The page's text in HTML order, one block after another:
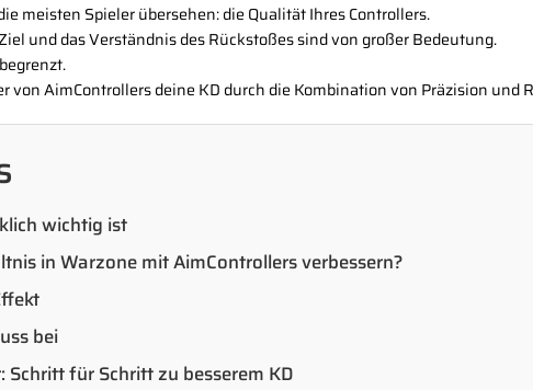
meisten Spieler übersehen: die Qualität Ihres Controllers.
und das Verständnis des Rückstoßes sind von großer Bedeutung.
von AimControllers deine KD durch die Kombination von Präzision
wichtig ist
in Warzone mit AimControllers verbessern?
bei
für Schritt zu besserem KD